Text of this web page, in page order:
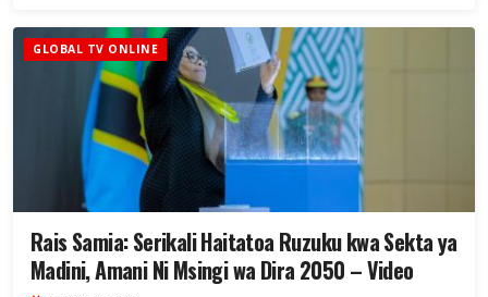
GLOBAL TV ONLINE
Rais Samia: Serikali Haitatoa Ruzuku kwa Sekta ya
Madini, Amani Ni Msingi wa Dira 2050 – Video